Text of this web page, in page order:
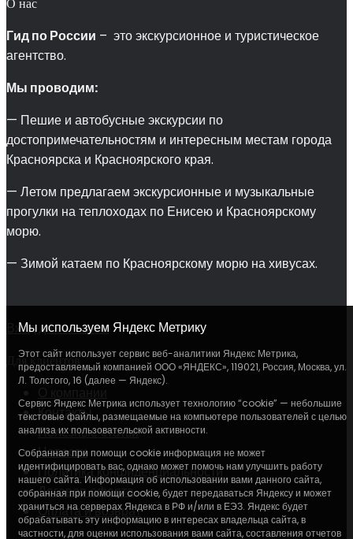
Мы используем Яндекс Метрику
Этот сайт использует сервис веб-аналитики Яндекс Метрика,
предоставляемый компанией ООО «ЯНДЕКС», 119021, Россия, Москва, ул.
Л. Толстого, 16 (далее — Яндекс).
Сервис Яндекс Метрика использует технологию “cookie” — небольшие
текстовые файлы, размещаемые на компьютере пользователей с целью
анализа их пользовательской активности.
Собранная при помощи cookie информация не может
идентифицировать вас, однако может помочь нам улучшить работу
нашего сайта. Информация об использовании вами данного сайта,
собранная при помощи cookie, будет передаваться Яндексу и может
храниться на серверах Яндекса в РФ и/или в ЕЭЗ. Яндекс будет
обрабатывать эту информацию в интересах владельца сайта, в
частности, для оценки использования вами сайта, составления отчетов
Гид по России – это экскурсионное и туристическое
агентство.
Мы проводим:
— Пешие и автобусные экскурсии по
достопримечательностям и интересным местам города
Красноярска и Красноярского края.
— Летом предлагаем экскурсионные и музыкальные
прогулки на теплоходах по Енисею и Красноярскому
морю.
— Зимой катаем по Красноярскому морю на хивусах.
Вход для агентов
Для клиентов
Контакты
Полезные статьи
Новости
Политика конфиденциальности
Договор оферта
Оплата и возврат